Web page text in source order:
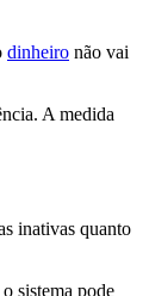
dinheiro não vai
A medida
inativas quanto
sistema pode